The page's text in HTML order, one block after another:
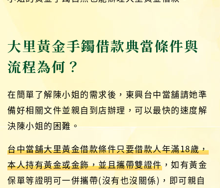
大里黃金手鐲借款典當條件與
流程為何？
在簡單了解陳小姐的需求後，東興台中當舖請她準
備好相關文件並親自到店辦理，可以最快的速度解
決陳小姐的困難。
台中當舖大里黃金借款條件只要借款人年滿18歲，
本人持有黃金或金飾，並且攜帶雙證件，如有黃金
保單等證明可一併攜帶(沒有也沒關係)，即可親自